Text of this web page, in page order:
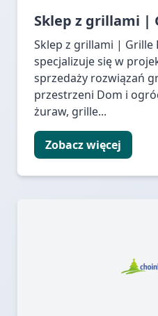
Sklep z grillami |
Sklep z grillami | Grille
specjalizuje się w
sprzedaży rozwiązań
przestrzeni Dom i
żuraw, grille...
Zobacz więcej